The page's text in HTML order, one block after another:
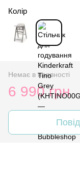
Колір
Немає в наявності
6 990 грн